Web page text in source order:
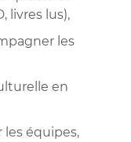
livres lus),
les
en
les équipes,